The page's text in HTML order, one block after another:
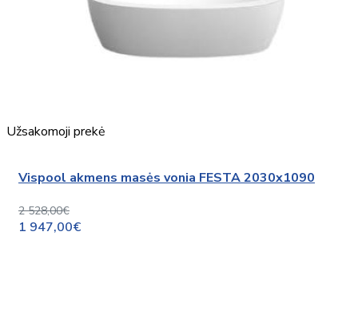
Užsakomoji prekė
Vispool akmens masės vonia FESTA 2030x1090
2 528,00€
1 947,00€